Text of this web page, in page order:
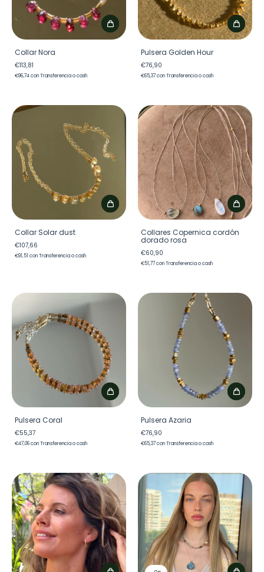
Collar Nora
€113,81
€96,74conTransferencia o cash
Pulsera Golden Hour
€76,90
€65,37conTransferencia o cash
Collar Solar dust
€107,66
€91,51 conTransferencia o cash
Collares Copernica cordón
dorado rosa
€60,90
€51,77conTransferencia o cash
Pulsera Coral
€55,37
€47,06conTransferencia o cash
Pulsera Azaria
€76,90
€65,37conTransferencia o cash